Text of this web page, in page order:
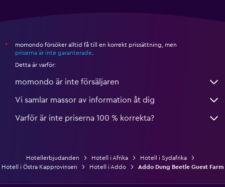
*
momondo försöker alltid få till en korrekt prissättning, men
priserna är inte garanterade
Detta är varför:
momondo är inte försäljaren
Vi samlar massor av information åt dig
Varför är inte priserna 100 % korrekta?
Hotellerbjudanden Hotell i Afrika
Hotell i Sydafrika
Hotell i Östra Kapprovinsen
Hotell i Addo Addo Dung Beetle Guest Farm